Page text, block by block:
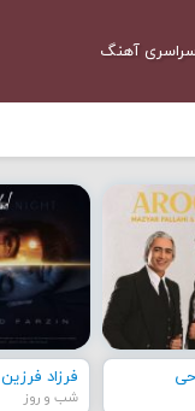
آهنگ
فرزاد فرزین
شب و روز